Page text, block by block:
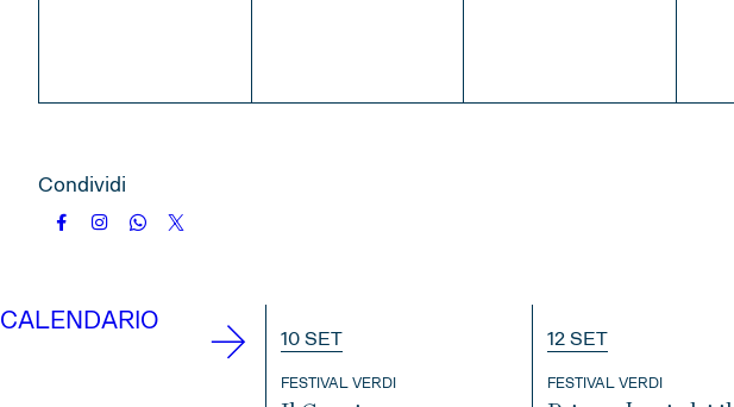
Condividi
CALENDARIO
10 SET
FESTIVAL VERDI
12 SET
FESTIVAL VERDI